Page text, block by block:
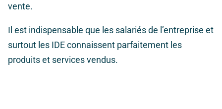
vente.
Il est indispensable que les salariés de l’entreprise et
surtout les IDE connaissent parfaitement les
produits et services vendus.